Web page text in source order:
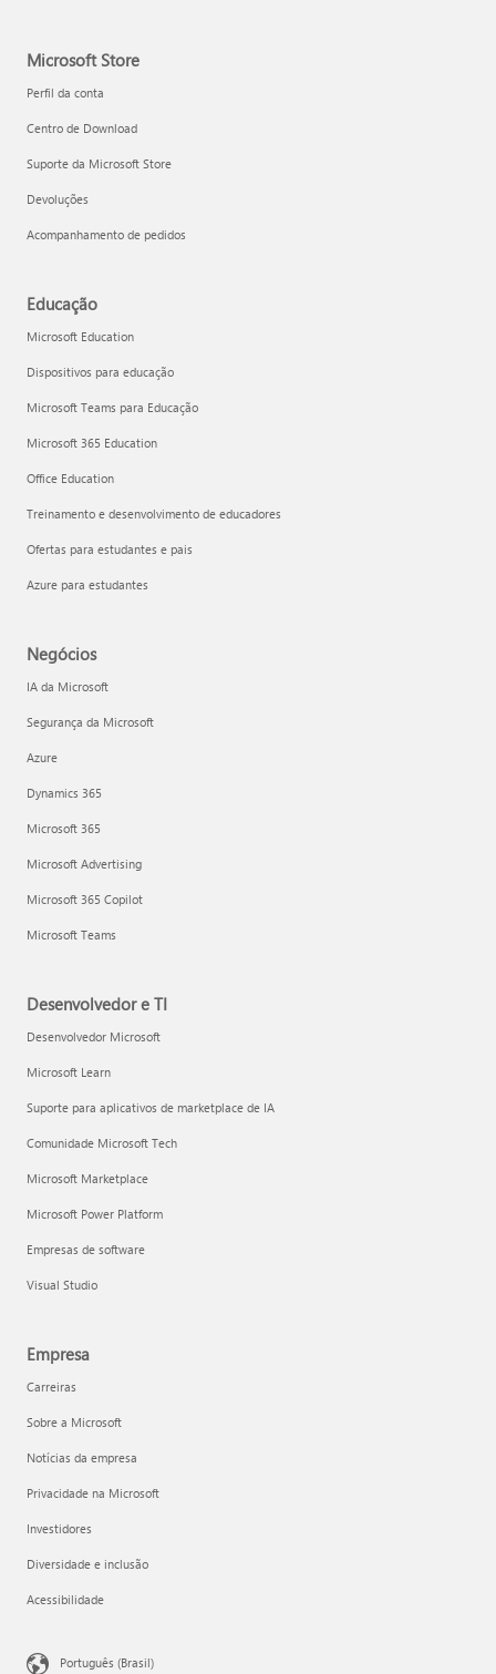
Microsoft Store
Perfil da conta
Centro de Download
Suporte da Microsoft Store
Devoluções
Acompanhamento de pedidos
Educação
Microsoft Education
Dispositivos para educação
Microsoft Teams para Educação
Microsoft 365 Education
Office Education
Treinamento e desenvolvimento de educadores
Ofertas para estudantes e pais
Azure para estudantes
Negócios
IA da Microsoft
Segurança da Microsoft
Azure
Dynamics 365
Microsoft 365
Microsoft Advertising
Microsoft 365 Copilot
Microsoft Teams
Desenvolvedor e TI
Desenvolvedor Microsoft
Microsoft Learn
Suporte para aplicativos de marketplace de IA
Comunidade Microsoft Tech
Microsoft Marketplace
Microsoft Power Platform
Empresas de software
Visual Studio
Empresa
Carreiras
Sobre a Microsoft
Notícias da empresa
Privacidade na Microsoft
Investidores
Diversidade e inclusão
Acessibilidade
Português (Brasil)